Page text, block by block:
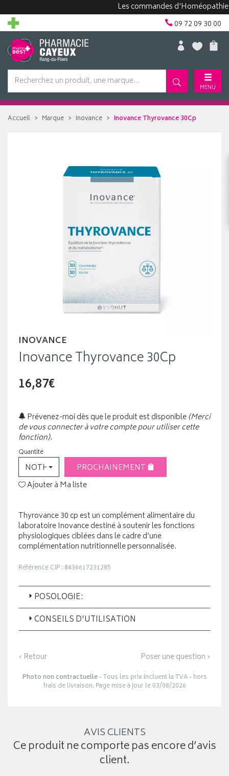
Les commandes d'Homéopathie
09 72 09 30 00
MENU
Accueil Marque Inovance Inovance Thyrovance 30Cp
INOVANCE
Inovance Thyrovance 30Cp
16,87€
Prévenez-moi dès que le produit est disponible(Merci
de vous connecter à votre compte pour utiliser cette
fonction).
Quantité
NOTHING SELECTEDPROCHAINEMENT
Ajouter à Ma liste
Thyrovance 30 cp est un complément alimentaire du
laboratoire Inovance destiné à soutenir les fonctions
physiologiques ciblées dans le cadre d’une
complémentation nutritionnelle personnalisée.
Référence CIP : 8436617231285
POSOLOGIE:
CONSEILS D'UTILISATION
‹ Retour Poser une question ›
Photo non contractuelle- Tous les prix incluent la TVA - hors
frais de livraison. Page mise à jour le 03/08/2026
AVIS CLIENTS
Ce produit ne comporte pas encore d’avis
client.